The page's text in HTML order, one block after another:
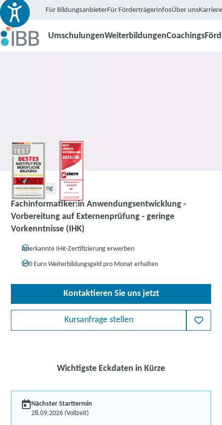
Für BildungsanbieterFür FörderträgerInfosÜber unsKarriere
UmschulungenWeiterbildungenCoachings
Weiterbildung
Fachinformatiker:in Anwendungsentwicklung -
Vorbereitung auf Externenprüfung - geringe
Vorkenntnisse (IHK)
Anerkannte IHK-Zertifizierung erwerben
150 Euro Weiterbildungsgeld pro Monat erhalten
Kontaktieren Sie uns jetzt
Kursanfrage stellen
Wichtigste Eckdaten in Kürze
Nächster Starttermin
28.09.2026 (Vollzeit)